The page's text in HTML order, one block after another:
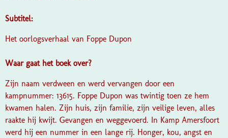
Subtitel:
Het oorlogsverhaal van Foppe Dupon
Waar gaat het boek over?
Zijn naam verdween en werd vervangen door een
kampnummer: 13615. Foppe Dupon was twintig toen ze hem
kwamen halen. Zijn huis, zijn familie, zijn veilige leven, alles
raakte hij kwijt. Gevangen en weggevoerd. In Kamp Amersfoort
werd hij een nummer in een lange rij. Honger, kou, angst en